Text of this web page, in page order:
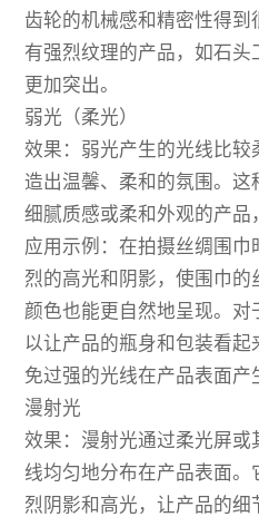
齿轮的机械感和精密性得
有强烈纹理的产品，如石
更加突出。
弱光（柔光）
效果：弱光产生的光线比
造出温馨、柔和的氛围。
细腻质感或柔和外观的产品
应用示例：在拍摄丝绸围巾
烈的高光和阴影，使围巾的
颜色也能更自然地呈现。
以让产品的瓶身和包装看
免过强的光线在产品表面产
漫射光
效果：漫射光通过柔光屏
线均匀地分布在产品表面。
烈阴影和高光，让产品的细